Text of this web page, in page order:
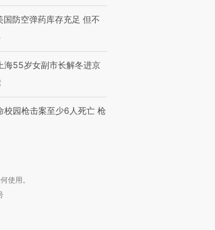
国防空弹药库存充足 但不
海55岁女副市长解冬进京
校园枪击案至少6人死亡 枪
使用。